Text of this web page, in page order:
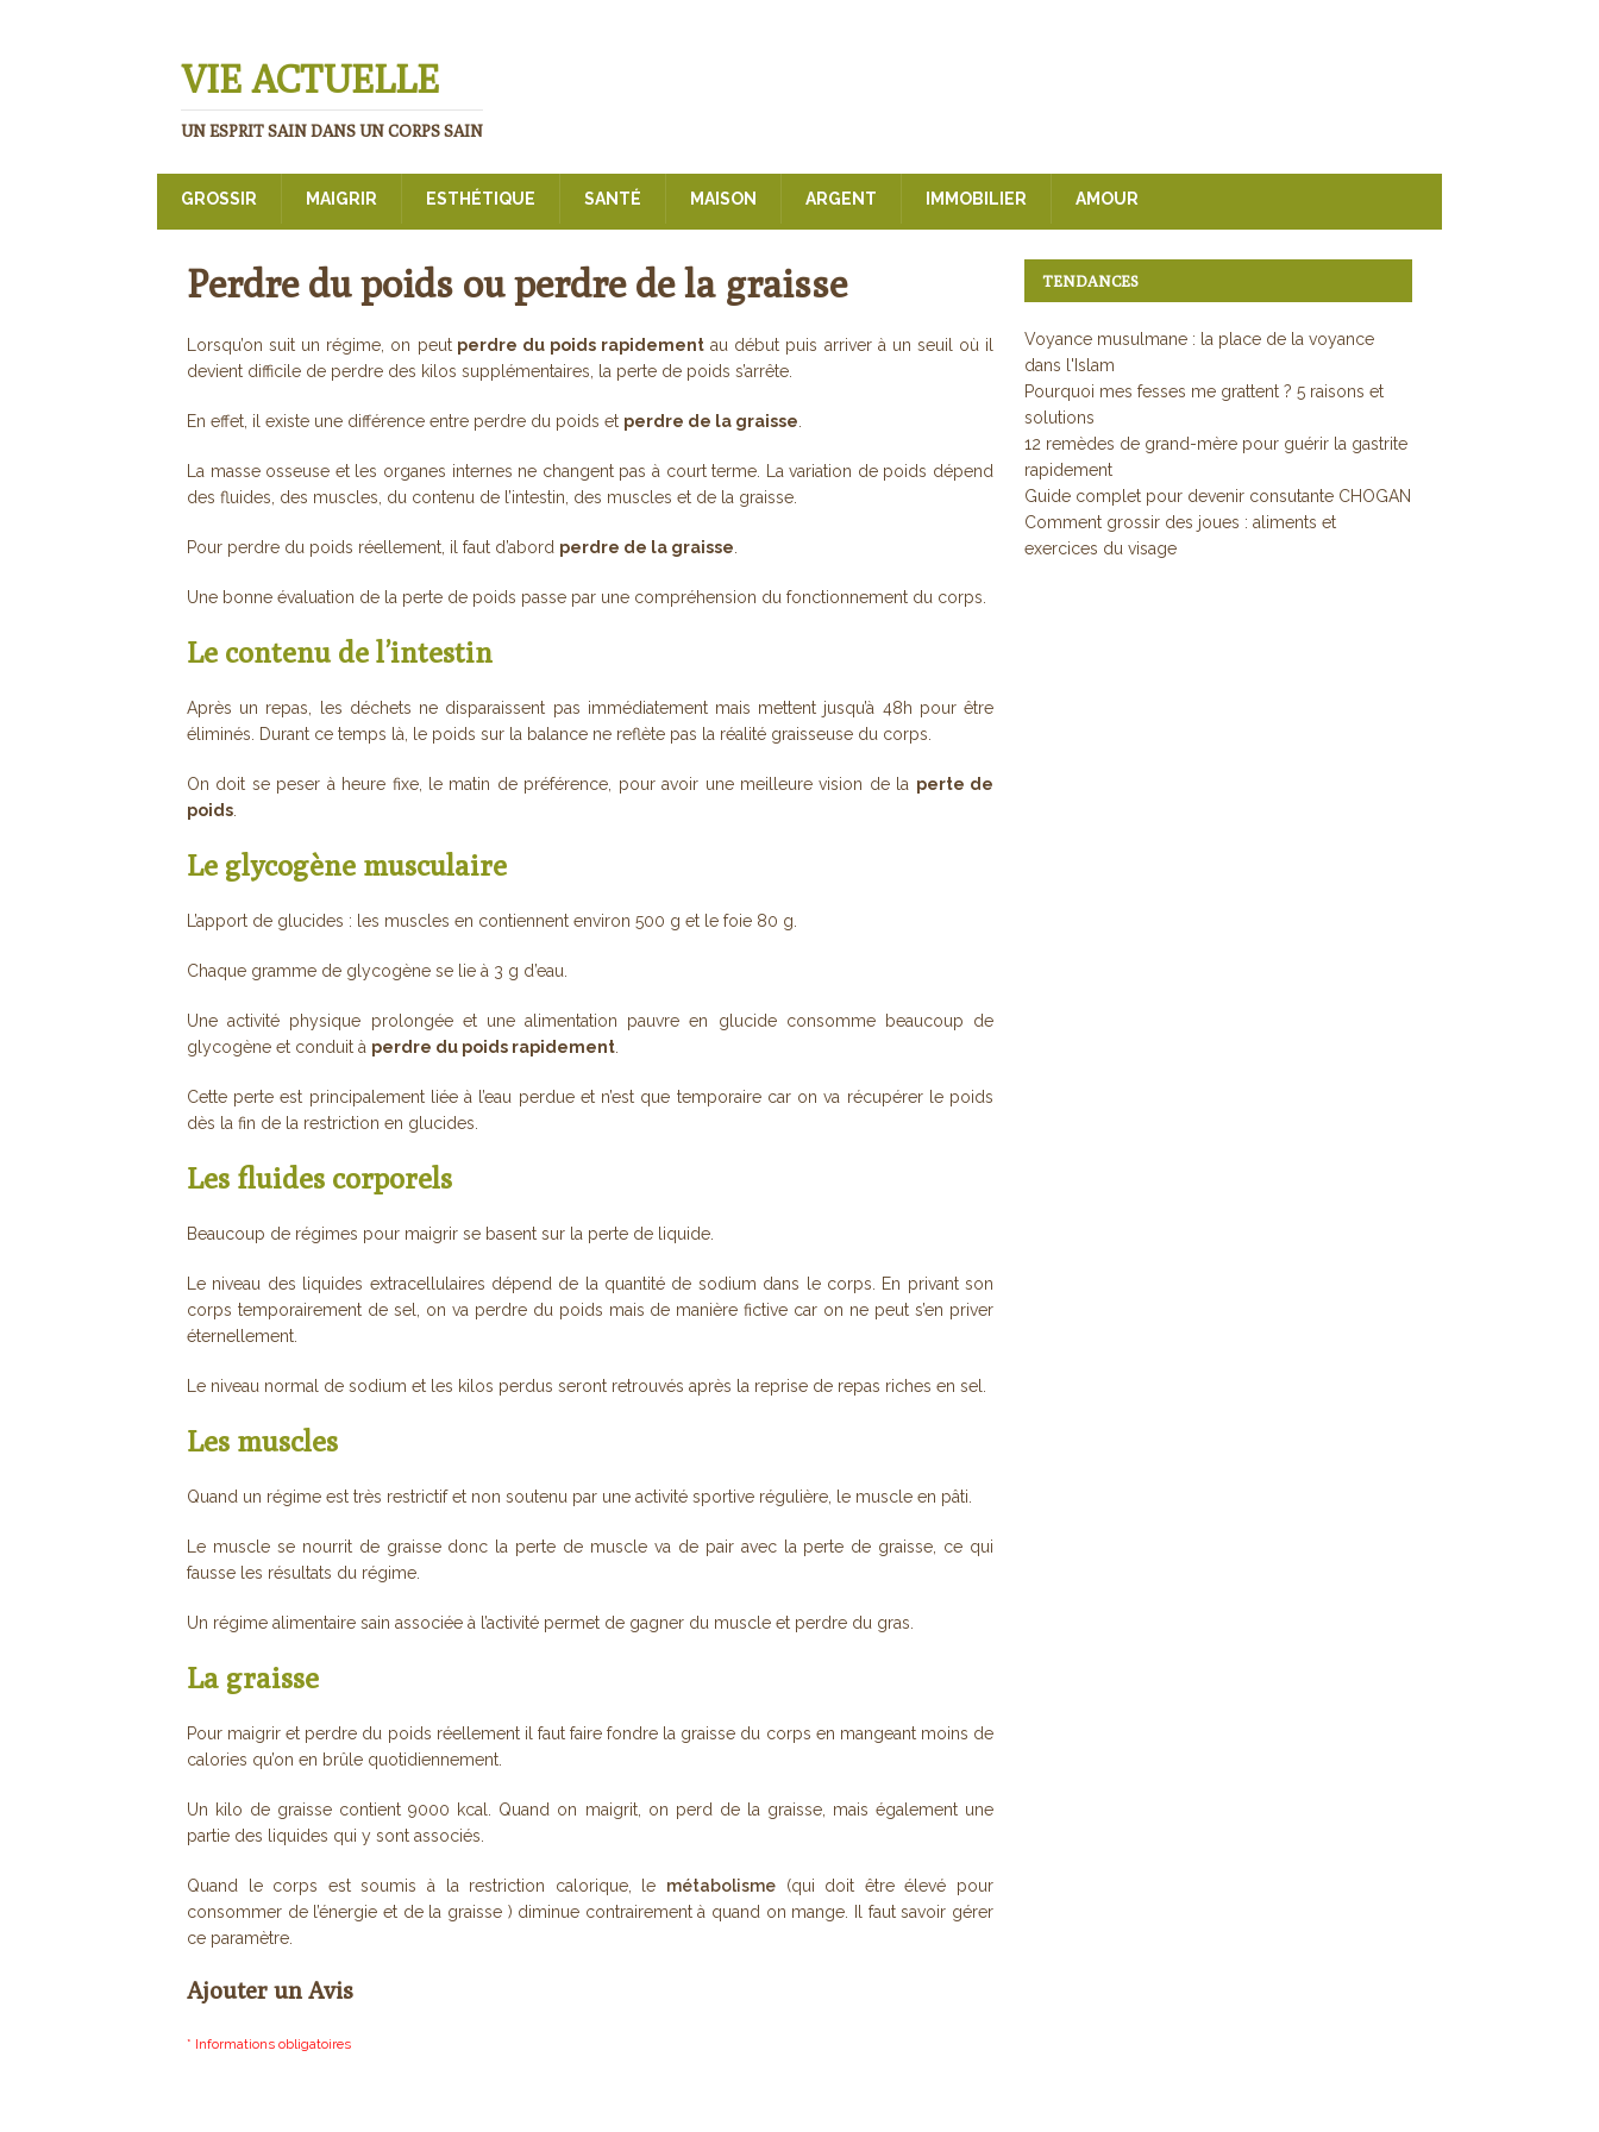
VIE ACTUELLE
UN ESPRIT SAIN DANS UN CORPS SAIN
GROSSIR MAIGRIR ESTHÉTIQUE SANTÉ MAISON ARGENT IMMOBILIER AMOUR
Perdre du poids ou perdre de la graisse
Lorsqu’on suit un régime, on peutperdre du poids rapidement au début puis arriver à un seuil où il
devient difficile de perdre des kilos supplémentaires, la perte de poids s’arrête.
En effet, il existe une différence entre perdre du poids et perdre de la graisse
La masse osseuse et les organes internes ne changent pas à court terme. La variation de poids dépend
des fluides, des muscles, du contenu de l’intestin, des muscles et de la graisse.
Pour perdre du poids réellement, il faut d’abord perdre de la graisse
Une bonne évaluation de la perte de poids passe par une compréhension du fonctionnement du corps.
Le contenu de l’intestin
Après un repas, les déchets ne disparaissent pas immédiatement mais mettent jusqu’à 48h pour être
éliminés. Durant ce temps là, le poids sur la balance ne reflète pas la réalité graisseuse du corps.
On doit se peser à heure fixe, le matin de préférence, pour avoir une meilleure vision de la perte de
poids
Le glycogène musculaire
L’apport de glucides : les muscles en contiennent environ 500 g et le foie 80 g.
Chaque gramme de glycogène se lie à 3 g d’eau.
Une activité physique prolongée et une alimentation pauvre en glucide consomme beaucoup de
glycogène et conduit à perdre du poids rapidement
Cette perte est principalement liée à l’eau perdue et n’est que temporaire car on va récupérer le poids
dès la fin de la restriction en glucides.
Les fluides corporels
Beaucoup de régimes pour maigrir se basent sur la perte de liquide.
Le niveau des liquides extracellulaires dépend de la quantité de sodium dans le corps. En privant son
corps temporairement de sel, on va perdre du poids mais de manière fictive car on ne peut s’en priver
éternellement.
Le niveau normal de sodium et les kilos perdus seront retrouvés après la reprise de repas riches en sel.
Les muscles
Quand un régime est très restrictif et non soutenu par une activité sportive régulière, le muscle en pâti.
Le muscle se nourrit de graisse donc la perte de muscle va de pair avec la perte de graisse, ce qui
fausse les résultats du régime.
Un régime alimentaire sain associée à l’activité permet de gagner du muscle et perdre du gras.
La graisse
Pour maigrir et perdre du poids réellement il faut faire fondre la graisse du corps en mangeant moins de
calories qu’on en brûle quotidiennement.
Un kilo de graisse contient 9000 kcal. Quand on maigrit, on perd de la graisse, mais également une
partie des liquides qui y sont associés.
Quand le corps est soumis à la restriction calorique, le métabolisme (qui doit être élevé pour
consommer de l’énergie et de la graisse ) diminue contrairement à quand on mange. Il faut savoir gérer
ce paramètre.
Ajouter un Avis
* Informations obligatoires
TENDANCES
Voyance musulmane : la place de la voyance
dans l'Islam
Pourquoi mes fesses me grattent ? 5 raisons et
solutions
12 remèdes de grand-mère pour guérir la gastrite
rapidement
Guide complet pour devenir consutante CHOGAN
Comment grossir des joues : aliments et
exercices du visage